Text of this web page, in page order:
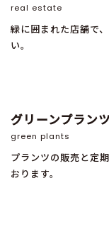
real estate
緑に囲まれた店舗で
い。
グリーンプランツ
green plants
プランツの販売と定
おります。